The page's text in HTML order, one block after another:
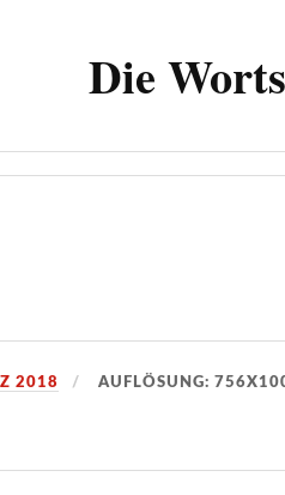
Die
2018 AUFLÖSUNG: